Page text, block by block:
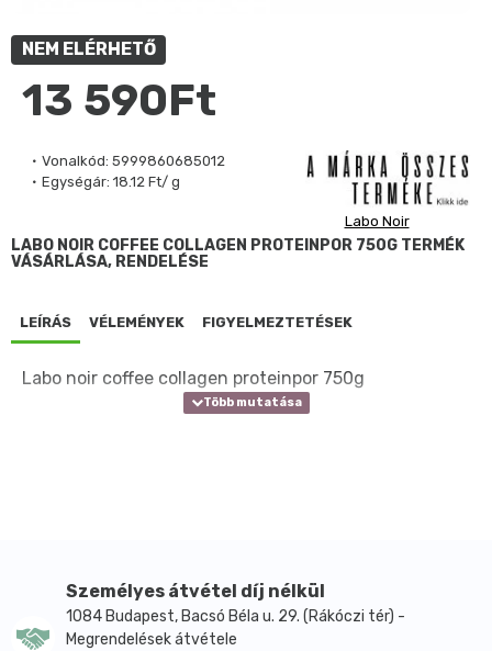
Vonalkód: 5999860685012
Egységár: 18.12 Ft/ g
Labo Noir
NEM ELÉRHETŐ
13 590Ft
LABO NOIR COFFEE COLLAGEN PROTEINPOR 750G TERMÉK
VÁSÁRLÁSA, RENDELÉSE
LEÍRÁS VÉLEMÉNYEK FIGYELMEZTETÉSEK
Labo noir coffee collagen proteinpor 750g
Személyes átvétel díj nélkül
1084 Budapest, Bacsó Béla u. 29. (Rákóczi tér) -
Megrendelések átvétele